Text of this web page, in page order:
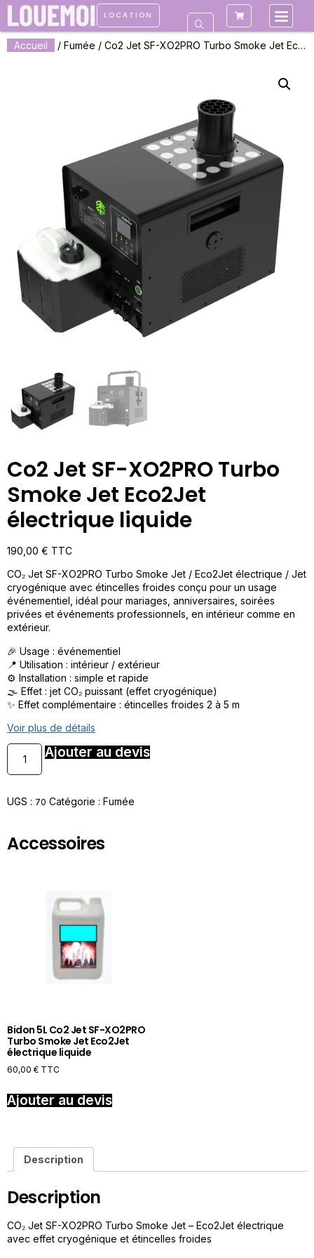
LOCATION
Accueil / Fumée / Co2 Jet SF-XO2PRO Turbo Smoke Jet Eco2Jet électrique liquide
Co2 Jet SF-XO2PRO Turbo
Smoke Jet Eco2Jet
électrique liquide
190,00 € TTC
CO₂ Jet SF-XO2PRO Turbo Smoke Jet / Eco2Jet électrique / Jet
cryogénique avec étincelles froides conçu pour un usage
événementiel, idéal pour mariages, anniversaires, soirées
privées et événements professionnels, en intérieur comme en
extérieur.
🎉 Usage : événementiel
📍 Utilisation : intérieur / extérieur
⚙️ Installation : simple et rapide
🌫️ Effet : jet CO₂ puissant (effet cryogénique)
✨ Effet complémentaire : étincelles froides 2 à 5 m
Voir plus de détails
Ajouter au devis
UGS : 70 Catégorie : Fumée
Accessoires
Bidon 5L Co2 Jet SF-XO2PRO
Turbo Smoke Jet Eco2Jet
électrique liquide
60,00 € TTC
Ajouter au devis
Description
Description
CO₂ Jet SF-XO2PRO Turbo Smoke Jet – Eco2Jet électrique
avec effet cryogénique et étincelles froides